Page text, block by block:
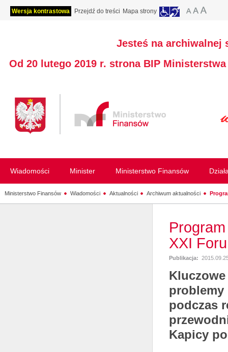
Wersja kontrastowa Przejdź do treści Mapa strony
Jesteś na archiwalnej
Od 20 lutego 2019 r. strona BIP
Wiadomości Minister Ministerstwo Finansów
Ministerstwo Finansów Wiadomości Aktualności Archiwum aktualności
XXI
Publikacja:
problemy
podczas
Kapicy